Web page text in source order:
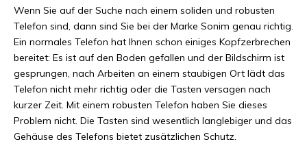
Wenn Sie auf der Suche nach einem soliden und robusten
Telefon sind, dann sind Sie bei der Marke Sonim genau richtig.
Ein normales Telefon hat Ihnen schon einiges Kopfzerbrechen
bereitet: Es ist auf den Boden gefallen und der Bildschirm ist
gesprungen, nach Arbeiten an einem staubigen Ort lädt das
Telefon nicht mehr richtig oder die Tasten versagen nach
kurzer Zeit. Mit einem robusten Telefon haben Sie dieses
Problem nicht. Die Tasten sind wesentlich langlebiger und das
Gehäuse des Telefons bietet zusätzlichen Schutz.